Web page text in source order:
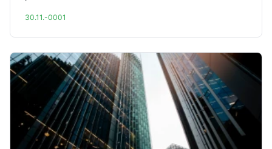
30.11.-0001